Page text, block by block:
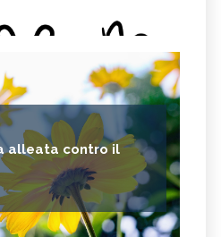
alleata contro il